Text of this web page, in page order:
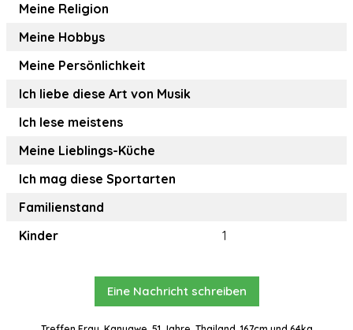
Meine Religion
Meine Hobbys
Meine Persönlichkeit
Ich liebe diese Art von Musik
Ich lese meistens
Meine Lieblings-Küche
Ich mag diese Sportarten
Familienstand
Kinder
1
Eine Nachricht schreiben